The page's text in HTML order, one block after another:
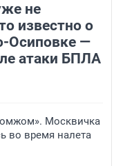
не
известно о
Осиповке —
атаки БПЛА
Москвичка
во время налета